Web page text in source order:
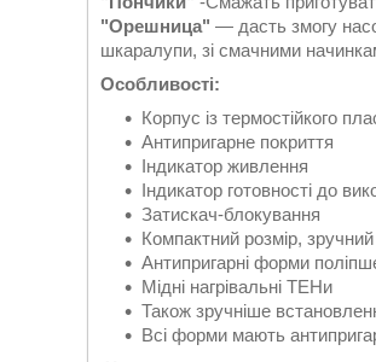
"Орешница" ― дасть змогу
шкаралупи, зі смачними
Особливості:
Корпус із термостійкого
Антипригарне покриття
Індикатор живлення
Індикатор готовності до
Затискач-блокування
Компактний розмір, зручний
Антипригарні форми
Мідні нагрівальні ТЕНи
Також зручніше
Всі форми мають